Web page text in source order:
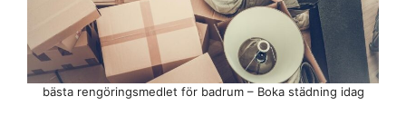
bästa rengöringsmedlet för badrum – Boka städning idag